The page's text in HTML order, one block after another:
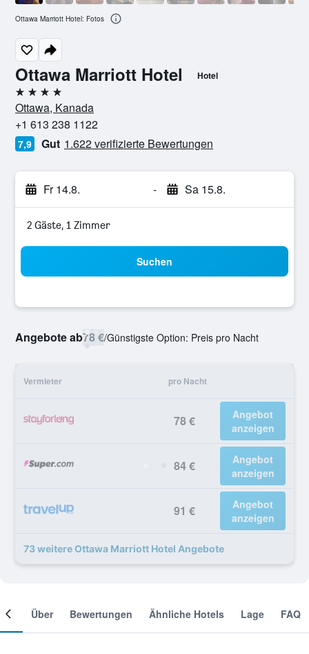
Ottawa Marriott Hotel Hotel
4 Sterne
Ottawa, Kanada
+1 613 238 1122
7,9 Gut 1.622 verifizierte Bewertungen
Fr 14.8. - Sa 15.8.
2 Gäste, 1 Zimmer
Suchen
Angebote ab78 €/Günstigste Option: Preis pro Nacht
Vermieter pro Nacht
78 €
Angebot
anzeigen
84 €
Angebot
anzeigen
91 €
Angebot
anzeigen
73 weitere Ottawa Marriott Hotel Angebote
Ottawa Marriott Hotel: Fotos
Über Bewertungen Ähnliche Hotels Lage FAQ